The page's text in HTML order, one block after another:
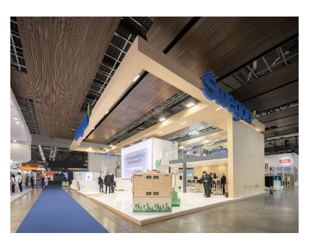
DETTAGLIO